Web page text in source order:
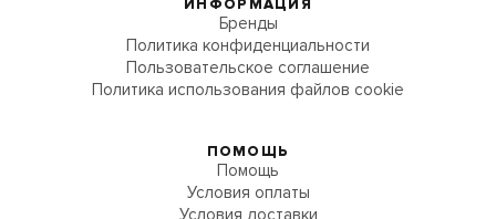
ИНФОРМАЦИЯ
Бренды
Политика конфиденциальности
Пользовательское соглашение
Политика использования файлов cookie
ПОМОЩЬ
Помощь
Условия оплаты